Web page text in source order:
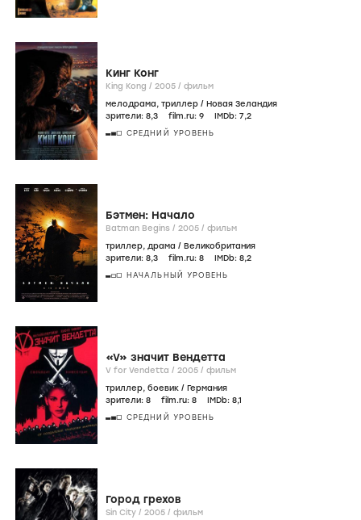
Кинг Конг
King Kong / 2005 / фильм
мелодрама, триллер / Новая Зеландия
зрители: 8,3 film.ru: 9 IMDb: 7,2
СРЕДНИЙ УРОВЕНЬ
Бэтмен: Начало
Batman Begins / 2005 / фильм
триллер, драма / Великобритания
зрители: 8,3 film.ru: 8 IMDb: 8,2
НАЧАЛЬНЫЙ УРОВЕНЬ
«V» значит Вендетта
V for Vendetta / 2005 / фильм
триллер, боевик / Германия
зрители: 8 film.ru: 8 IMDb: 8,1
СРЕДНИЙ УРОВЕНЬ
Город грехов
Sin City / 2005 / фильм